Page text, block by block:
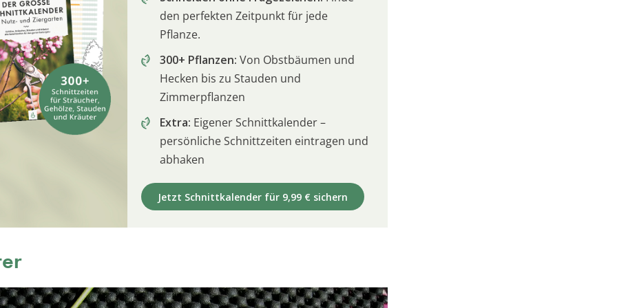
den perfekten Zeitpunkt für jede
Pflanze.
300+ Pflanzen: Von Obstbäumen und
Hecken bis zu Stauden und
Zimmerpflanzen
Extra: Eigener Schnittkalender –
persönliche Schnittzeiten eintragen und
abhaken
Jetzt Schnittkalender für 9,99 € sichern